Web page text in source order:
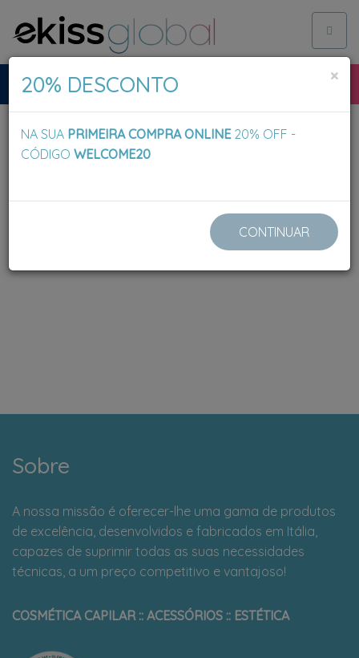
Sobre
A nossa missão é oferecer-lhe uma gama de produtos
de excelência, desenvolvidos e fabricados em Itália,
capazes de suprimir todas as suas necessidades
técnicas, a um preço competitivo e vantajoso!
COSMÉTICA CAPILAR :: ACESSÓRIOS :: ESTÉTICA
×
20% DESCONTO
NA SUA PRIMEIRA COMPRA ONLINE20% OFF -
CÓDIGO WELCOME20
CONTINUAR